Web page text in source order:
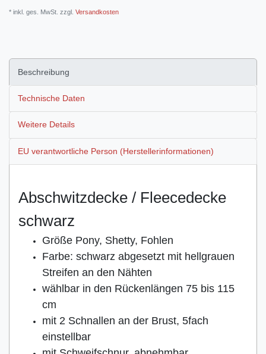
* inkl. ges. MwSt. zzgl. Versandkosten
Beschreibung
Technische Daten
Weitere Details
EU verantwortliche Person (Herstellerinformationen)
Abschwitzdecke / Fleecedecke
schwarz
Größe Pony, Shetty, Fohlen
Farbe: schwarz abgesetzt mit hellgrauen
Streifen an den Nähten
wählbar in den Rückenlängen 75 bis 115
cm
mit 2 Schnallen an der Brust, 5fach
einstellbar